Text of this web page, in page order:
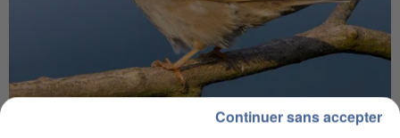
Continuer sans accepter